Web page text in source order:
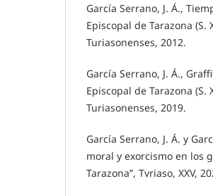
García Serrano, J. Á.,
Episcopal de Tarazona (S.
Turiasonenses, 2012.
García Serrano, J. Á.,
Episcopal de Tarazona (S.
Turiasonenses, 2019.
García Serrano, J. Á. y
moral y exorcismo en los
Tarazona”, Tvriaso, XXV,